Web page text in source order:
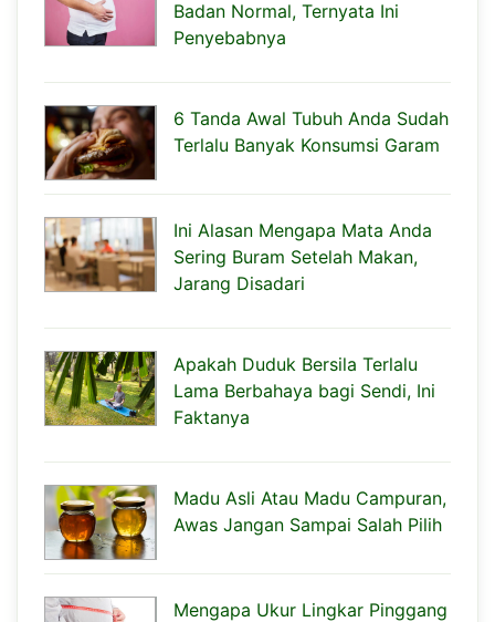
Badan Normal, Ternyata Ini
Penyebabnya
6 Tanda Awal Tubuh Anda Sudah
Terlalu Banyak Konsumsi Garam
Ini Alasan Mengapa Mata Anda
Sering Buram Setelah Makan,
Jarang Disadari
Apakah Duduk Bersila Terlalu
Lama Berbahaya bagi Sendi, Ini
Faktanya
Madu Asli Atau Madu Campuran,
Awas Jangan Sampai Salah Pilih
Mengapa Ukur Lingkar Pinggang